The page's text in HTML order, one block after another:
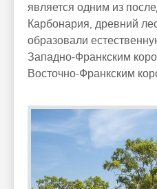
является одним из
Карбонария, древний
образовали
Западно-Франкским
Восточно-Франкским